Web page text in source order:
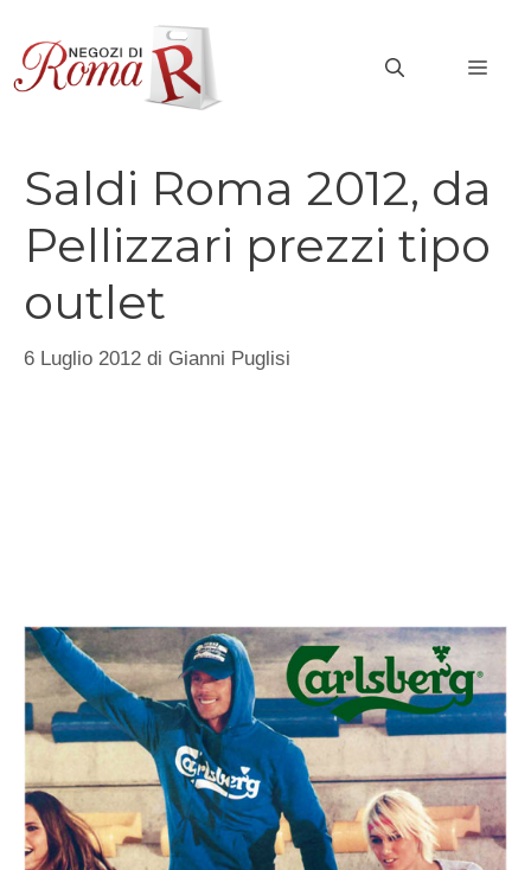
contenuto
Saldi Roma 2012, da
Pellizzari prezzi tipo
outlet
6 Luglio 2012 di Gianni Puglisi